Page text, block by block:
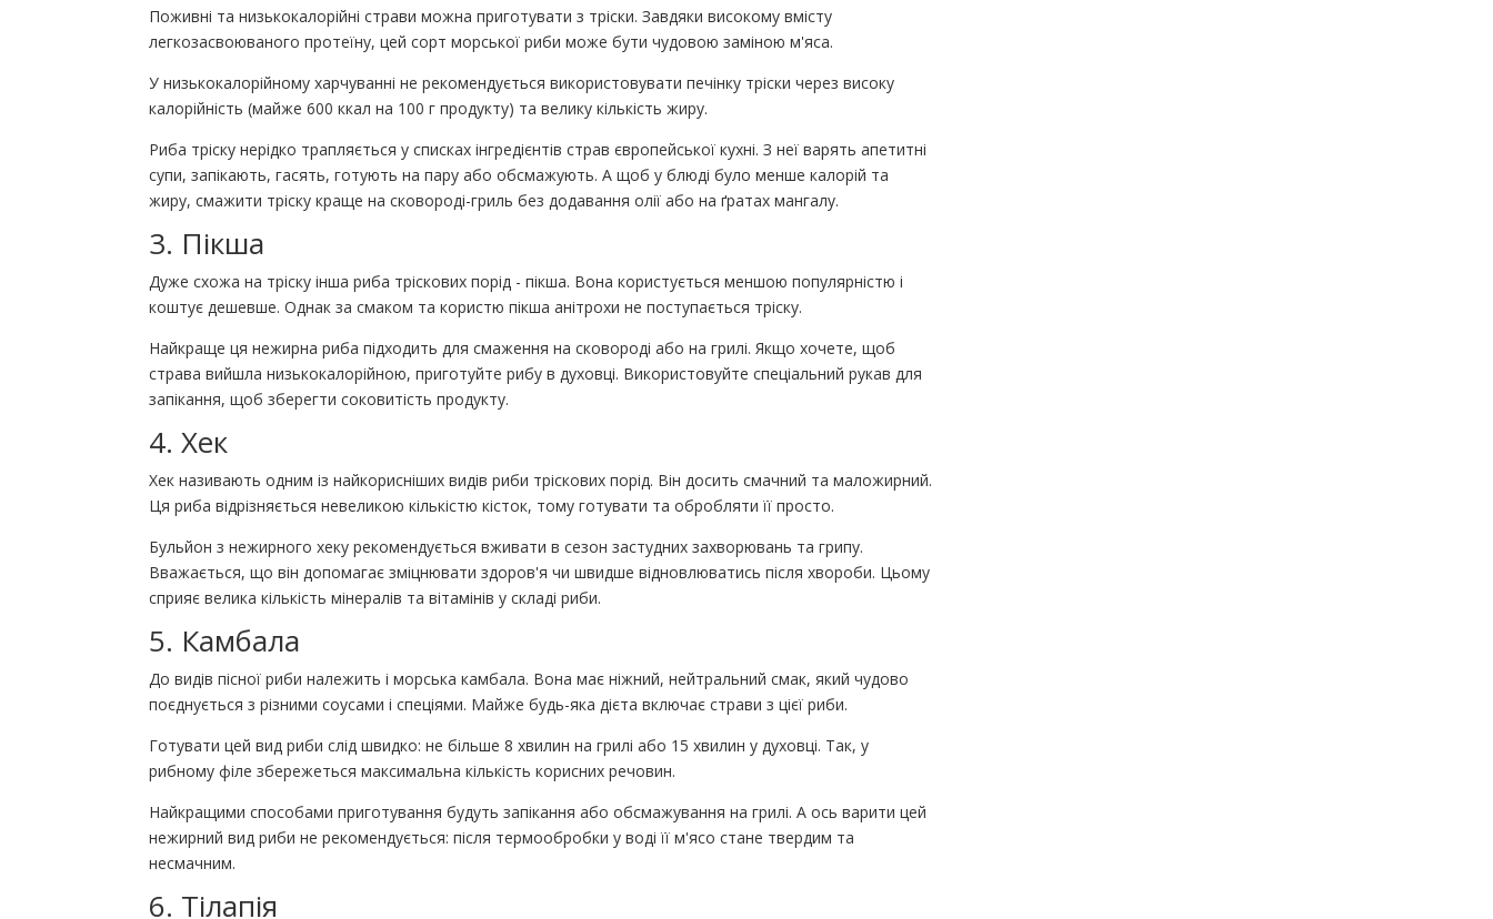
Поживні та низькокалорійні страви можна приготувати з тріски. Завдяки високому вмісту
легкозасвоюваного протеїну, цей сорт морської риби може бути чудовою заміною м'яса.
У низькокалорійному харчуванні не рекомендується використовувати печінку тріски через високу
калорійність (майже 600 ккал на 100 г продукту) та велику кількість жиру.
Риба тріску нерідко трапляється у списках інгредієнтів страв європейської кухні. З неї варять апетитні
супи, запікають, гасять, готують на пару або обсмажують. А щоб у блюді було менше калорій та
жиру, смажити тріску краще на сковороді-гриль без додавання олії або на ґратах мангалу.
3. Пікша
Дуже схожа на тріску інша риба тріскових порід - пікша. Вона користується меншою популярністю і
коштує дешевше. Однак за смаком та користю пікша анітрохи не поступається тріску.
Найкраще ця нежирна риба підходить для смаження на сковороді або на грилі. Якщо хочете, щоб
страва вийшла низькокалорійною, приготуйте рибу в духовці. Використовуйте спеціальний рукав для
запікання, щоб зберегти соковитість продукту.
4. Хек
Хек називають одним із найкорисніших видів риби тріскових порід. Він досить смачний та маложирний.
Ця риба відрізняється невеликою кількістю кісток, тому готувати та обробляти її просто.
Бульйон з нежирного хеку рекомендується вживати в сезон застудних захворювань та грипу.
Вважається, що він допомагає зміцнювати здоров'я чи швидше відновлюватись після хвороби. Цьому
сприяє велика кількість мінералів та вітамінів у складі риби.
5. Камбала
До видів пісної риби належить і морська камбала. Вона має ніжний, нейтральний смак, який чудово
поєднується з різними соусами і спеціями. Майже будь-яка дієта включає страви з цієї риби.
Готувати цей вид риби слід швидко: не більше 8 хвилин на грилі або 15 хвилин у духовці. Так, у
рибному філе збережеться максимальна кількість корисних речовин.
Найкращими способами приготування будуть запікання або обсмажування на грилі. А ось варити цей
нежирний вид риби не рекомендується: після термообробки у воді її м'ясо стане твердим та
несмачним.
6. Тілапія